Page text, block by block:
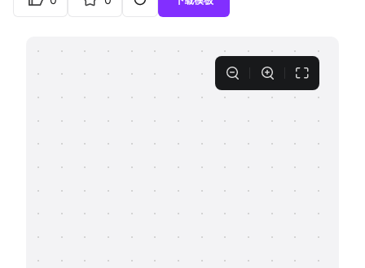
私有化部署
支持
帮助中心